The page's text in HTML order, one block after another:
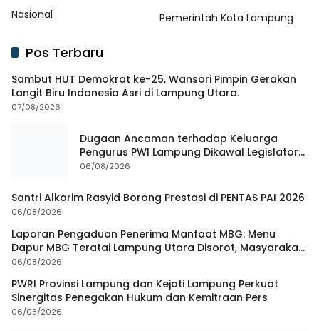
Nasional
Pemerintah Kota Lampung
Pos Terbaru
Sambut HUT Demokrat ke-25, Wansori Pimpin Gerakan
Langit Biru Indonesia Asri di Lampung Utara.
07/08/2026
Dugaan Ancaman terhadap Keluarga
Pengurus PWI Lampung Dikawal Legislator
dan Jurnalis
06/08/2026
Santri Alkarim Rasyid Borong Prestasi di PENTAS PAI 2026
06/08/2026
Laporan Pengaduan Penerima Manfaat MBG: Menu
Dapur MBG Teratai Lampung Utara Disorot, Masyarakat
Minta Satgas Lakukan Investigasi
06/08/2026
PWRI Provinsi Lampung dan Kejati Lampung Perkuat
Sinergitas Penegakan Hukum dan Kemitraan Pers
06/08/2026